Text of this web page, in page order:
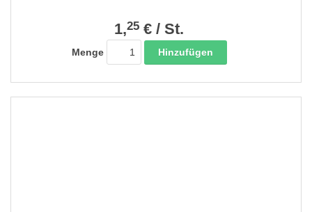
1,25 € / St.
Menge Hinzufügen